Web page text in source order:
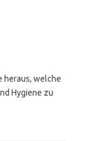
heraus, welche
Hygiene zu